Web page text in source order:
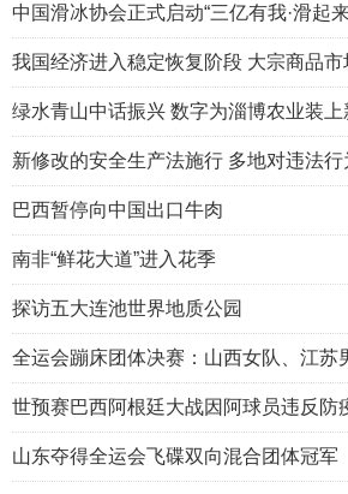
中国滑冰协会正式启动“三亿有我·滑起
我国经济进入稳定恢复阶段 大宗商品
绿水青山中话振兴 数字为淄博农业装上
新修改的安全生产法施行 多地对违法
巴西暂停向中国出口牛肉
南非“鲜花大道”进入花季
探访五大连池世界地质公园
全运会蹦床团体决赛：山西女队、江苏
世预赛巴西阿根廷大战因阿球员违反防
山东夺得全运会飞碟双向混合团体冠军